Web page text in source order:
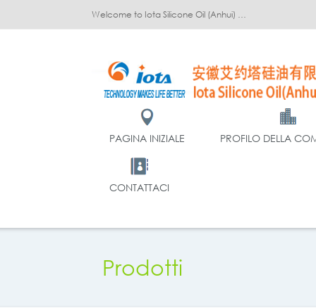
Welcome to Iota Silicone Oil (Anhui) Co., Ltd.!
PAGINA INIZIALE PROFILO DELLA
CONTATTACI
Prodotti